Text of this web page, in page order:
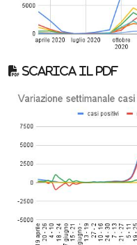
Scarica il pdf